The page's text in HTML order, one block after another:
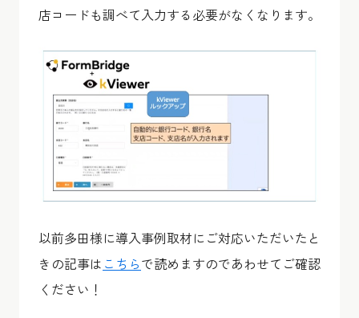
店コードも調べて入力する必要がなくなります。
以前多田様に導入事例取材にご対応いただいたと
きの記事は こちらで読めますのであわせてご確認
ください！